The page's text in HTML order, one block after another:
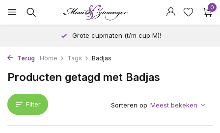
0
Grote cupmaten (t/m cup M)!
Terug Home Tags Badjas
Producten getagd met Badjas
Filter Sorteren op: